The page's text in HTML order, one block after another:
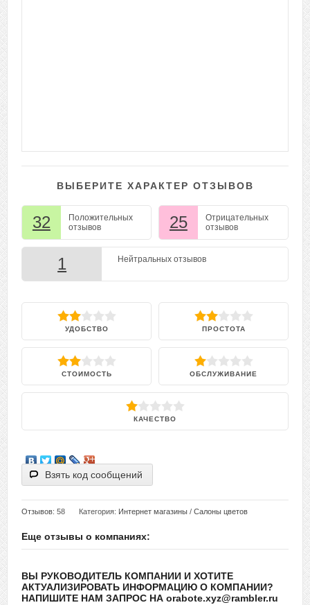
ВЫБЕРИТЕ ХАРАКТЕР ОТЗЫВОВ
32
Положительных
отзывов
25
Отрицательных
отзывов
1 Нейтральных отзывов
УДОБСТВО ПРОСТОТА
СТОИМОСТЬ ОБСЛУЖИВАНИЕ
КАЧЕСТВО
Взять код сообщений
Отзывов: 58 Категория: Интернет магазины / Салоны цветов
Еще отзывы о компаниях:
ВЫ РУКОВОДИТЕЛЬ КОМПАНИИ И ХОТИТЕ
АКТУАЛИЗИРОВАТЬ ИНФОРМАЦИЮ О КОМПАНИИ?
НАПИШИТЕ НАМ ЗАПРОС НА orabote.xyz@rambler.ru